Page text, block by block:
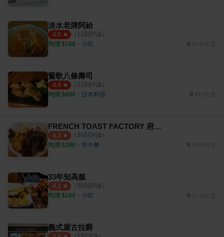
淡水老牌阿給
4.5 （ 12則評論）
均消 $100 ・ 小吃 25.47公里
鶯歌八條壽司
4.4 （ 21 則評論）
均消 $600 ・ 日本料理 42.7公里
FRENCH TOAST FACTORY 府中旗艦店
4.3 （ 38則評論）
均消 $280 ・ 早午餐 29.94公里
33年知高飯
4.3 （ 58則評論）
均消 $100 ・ 小吃
義式屋古拉爵